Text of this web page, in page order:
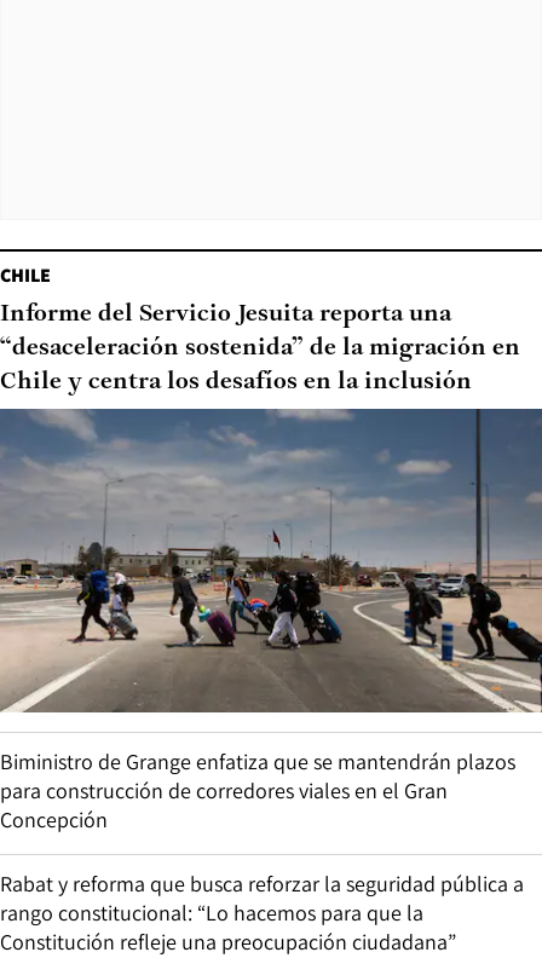
CHILE
Informe del Servicio Jesuita reporta una
“desaceleración sostenida” de la migración en
Chile y centra los desafíos en la inclusión
Biministro de Grange enfatiza que se mantendrán plazos
para construcción de corredores viales en el Gran
Concepción
Rabat y reforma que busca reforzar la seguridad pública a
rango constitucional: “Lo hacemos para que la
Constitución refleje una preocupación ciudadana”